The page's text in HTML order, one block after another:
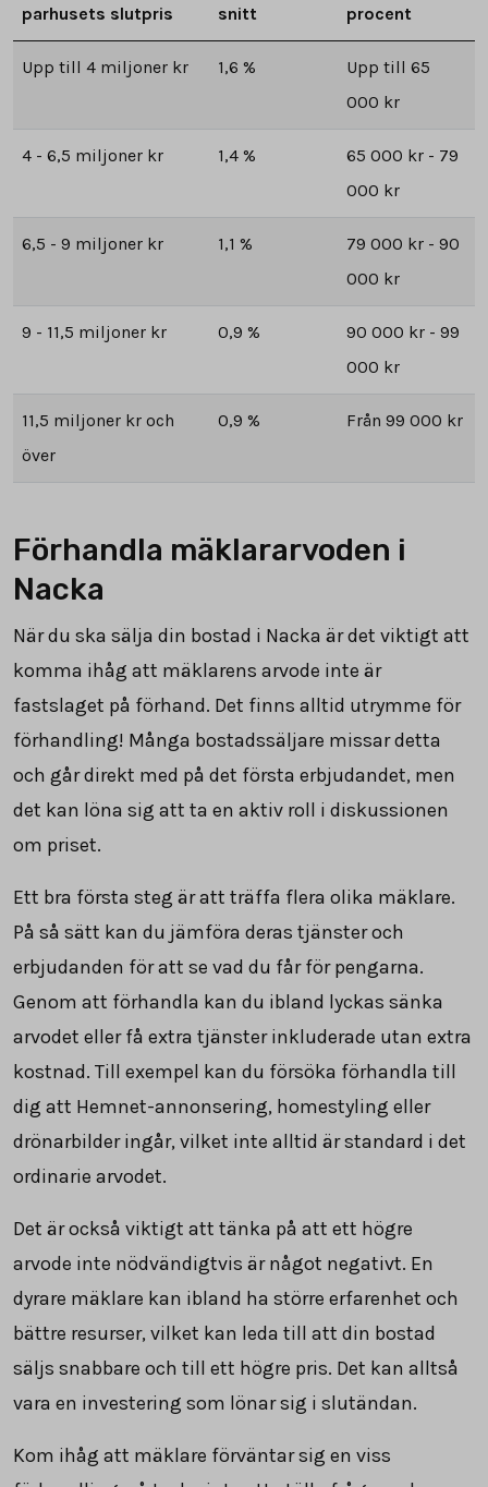
parhusets slutpris
snitt
procent
Upp till 4 miljoner kr 1,6 %
Upp till 65
000 kr
4 - 6,5 miljoner kr 1,4 %
65 000 kr - 79
000 kr
6,5 - 9 miljoner kr 1,1 %
79 000 kr - 90
000 kr
9 - 11,5 miljoner kr 0,9 %
90 000 kr - 99
000 kr
11,5 miljoner kr och
över
0,9 % Från 99 000 kr
Förhandla mäklararvoden i
Nacka
När du ska sälja din bostad i Nacka är det viktigt att
komma ihåg att mäklarens arvode inte är
fastslaget på förhand. Det finns alltid utrymme för
förhandling! Många bostadssäljare missar detta
och går direkt med på det första erbjudandet, men
det kan löna sig att ta en aktiv roll i diskussionen
om priset.
Ett bra första steg är att träffa flera olika mäklare.
På så sätt kan du jämföra deras tjänster och
erbjudanden för att se vad du får för pengarna.
Genom att förhandla kan du ibland lyckas sänka
arvodet eller få extra tjänster inkluderade utan extra
kostnad. Till exempel kan du försöka förhandla till
dig att Hemnet-annonsering, homestyling eller
drönarbilder ingår, vilket inte alltid är standard i det
ordinarie arvodet.
Det är också viktigt att tänka på att ett högre
arvode inte nödvändigtvis är något negativt. En
dyrare mäklare kan ibland ha större erfarenhet och
bättre resurser, vilket kan leda till att din bostad
säljs snabbare och till ett högre pris. Det kan alltså
vara en investering som lönar sig i slutändan.
Kom ihåg att mäklare förväntar sig en viss